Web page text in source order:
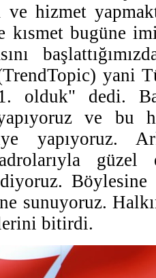
ve hizmet
kısmet bugüne
yani
olduk" dedi.
ve bu
yapıyoruz.
güzel
sunuyoruz.
bitirdi.